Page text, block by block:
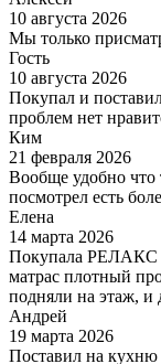
10 августа 2026
Мы только
Гость
10 августа 2026
Покупал и
проблем нет
Ким
21 февраля 2026
Вообще удобно что
посмотрел есть
Елена
14 марта 2026
Покупала РЕЛАКС
матрас плотный
подняли на этаж, и
Андрей
19 марта 2026
Поставил на